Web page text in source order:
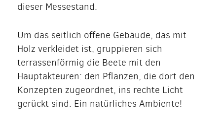
dieser Messestand.
Um das seitlich offene Gebäude, das mit
Holz verkleidet ist, gruppieren sich
terrassenförmig die Beete mit den
Hauptakteuren: den Pflanzen, die dort den
Konzepten zugeordnet, ins rechte Licht
gerückt sind. Ein natürliches Ambiente!